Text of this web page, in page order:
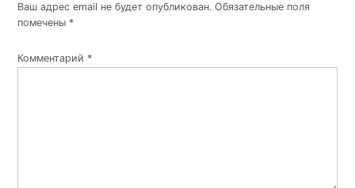
Ваш адрес email не будет опубликован. Обязательные поля
помечены *
Комментарий *